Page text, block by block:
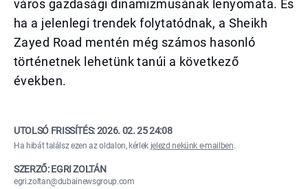
város gazdasági dinamizmusának lenyomata. És
ha a jelenlegi trendek folytatódnak, a Sheikh
Zayed Road mentén még számos hasonló
történetnek lehetünk tanúi a következő
években.
UTOLSÓ FRISSÍTÉS:2026. 02. 25 24:08
Ha hibát találsz ezen az oldalon, kérlek jelezd nekünk e-mailben.
SZERZŐ: EGRI ZOLTÁN
egri.zoltan@dubainewsgroup.com